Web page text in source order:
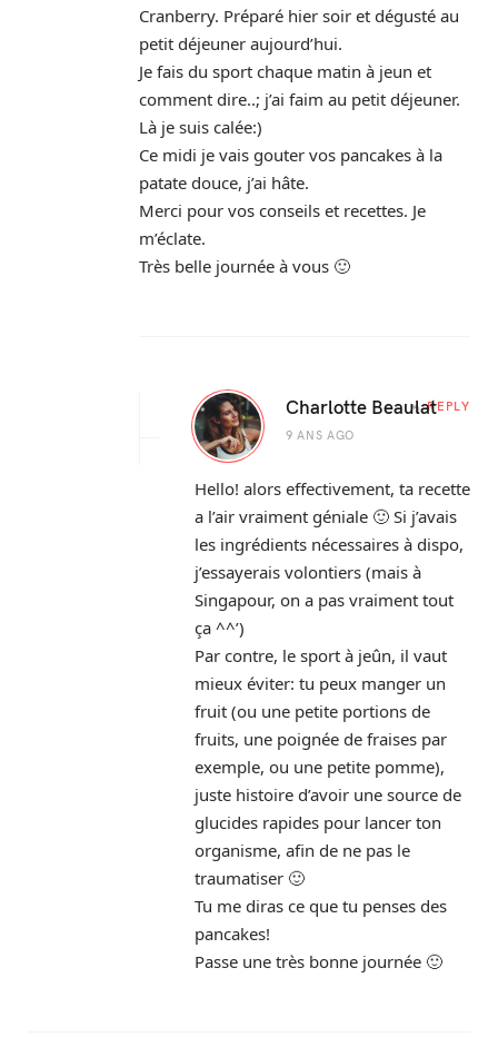
Cranberry. Préparé hier soir et dégusté au
petit déjeuner aujourd’hui.
Je fais du sport chaque matin à jeun et
comment dire..; j’ai faim au petit déjeuner.
Là je suis calée:)
Ce midi je vais gouter vos pancakes à la
patate douce, j’ai hâte.
Merci pour vos conseils et recettes. Je
m’éclate.
Très belle journée à vous 🙂
Charlotte Beaulat
9 ANS AGO
REPLY
Hello! alors effectivement, ta recette
a l’air vraiment géniale 🙂 Si j’avais
les ingrédients nécessaires à dispo,
j’essayerais volontiers (mais à
Singapour, on a pas vraiment tout
ça ^^’)
Par contre, le sport à jeûn, il vaut
mieux éviter: tu peux manger un
fruit (ou une petite portions de
fruits, une poignée de fraises par
exemple, ou une petite pomme),
juste histoire d’avoir une source de
glucides rapides pour lancer ton
organisme, afin de ne pas le
traumatiser 🙂
Tu me diras ce que tu penses des
pancakes!
Passe une très bonne journée 🙂